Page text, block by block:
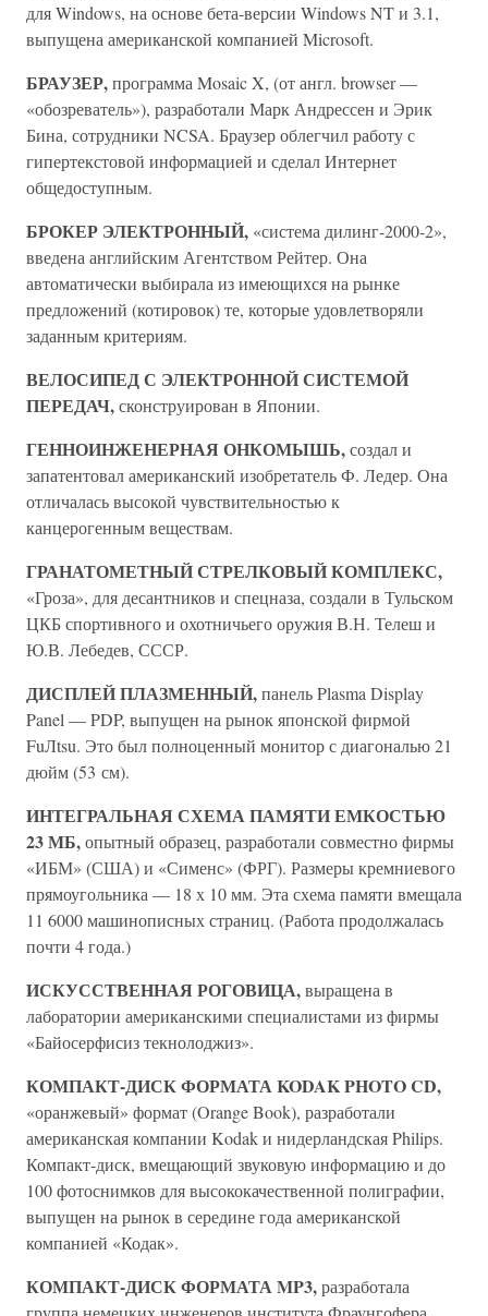
для Windows, на основе бета-версии Windows NT и 3.1,
выпущена американской компанией Microsoft.
БРАУЗЕР,программа Mosaic X, (от англ. browser —
«обозреватель»), разработали Марк Андрессен и Эрик
Бина, сотрудники NCSA. Браузер облегчил работу с
гипертекстовой информацией и сделал Интернет
общедоступным.
БРОКЕР ЭЛЕКТРОННЫЙ, «система дилинг-2000-2»,
введена английским Агентством Рейтер. Она
автоматически выбирала из имеющихся на рынке
предложений (котировок) те, которые удовлетворяли
заданным критериям.
ВЕЛОСИПЕД С ЭЛЕКТРОННОЙ СИСТЕМОЙ
ПЕРЕДАЧ,сконструирован в Японии.
ГЕННОИНЖЕНЕРНАЯ ОНКОМЫШЬ,создал и
запатентовал американский изобретатель Ф. Ледер. Она
отличалась высокой чувствительностью к
канцерогенным веществам.
ГРАНАТОМЕТНЫЙ СТРЕЛКОВЫЙ КОМПЛЕКС,
«Гроза», для десантников и спецназа, создали в Тульском
ЦКБ спортивного и охотничьего оружия В.Н. Телеш и
Ю.В. Лебедев, СССР.
ДИСПЛЕЙ ПЛАЗМЕННЫЙ,панель Plasma Display
Panel — PDP, выпущен на рынок японской фирмой
FuЛtsu. Это был полноценный монитор с диагональю 21
дюйм (53 см).
ИНТЕГРАЛЬНАЯ СХЕМА ПАМЯТИ ЕМКОСТЬЮ
23 МБ,опытный образец, разработали совместно фирмы
«ИБМ» (США) и «Сименс» (ФРГ). Размеры кремниевого
прямоугольника — 18 х 10 мм. Эта схема памяти вмещала
11 6000 машинописных страниц. (Работа продолжалась
почти 4 года.)
ИСКУССТВЕННАЯ РОГОВИЦА,выращена в
лаборатории американскими специалистами из фирмы
«Байосерфисиз текнолоджиз».
КОМПАКТ-ДИСК ФОРМАТА KODAK PHOTO CD,
«оранжевый» формат (Orange Book), разработали
американская компании Kodak и нидерландская Philips.
Компакт-диск, вмещающий звуковую информацию и до
100 фотоснимков для высококачественной полиграфии,
выпущен на рынок в середине года американской
компанией «Кодак».
КОМПАКТ-ДИСК ФОРМАТА MP3,разработала